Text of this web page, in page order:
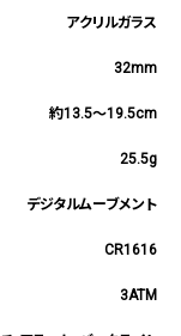
アクリルガラス
32mm
約13.5～19.5cm
25.5g
デジタルムーブメント
CR1616
3ATM